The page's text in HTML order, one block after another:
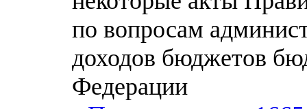
по вопросам
доходов бюджетов
Федерации